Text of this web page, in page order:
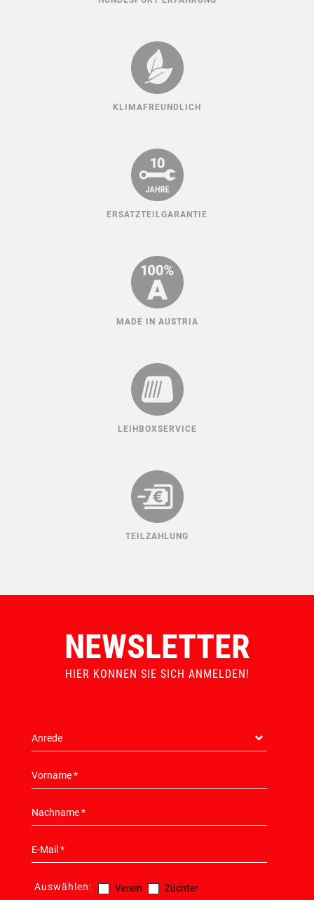
KLIMAFREUNDLICH
ERSATZTEILGARANTIE
MADE IN AUSTRIA
LEIHBOXSERVICE
TEILZAHLUNG
NEWSLETTER
HIER KONNEN SIE SICH ANMELDEN!
Auswählen: Verein Züchter